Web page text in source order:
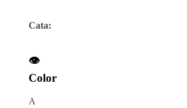
Cata:
👁️
Color
A